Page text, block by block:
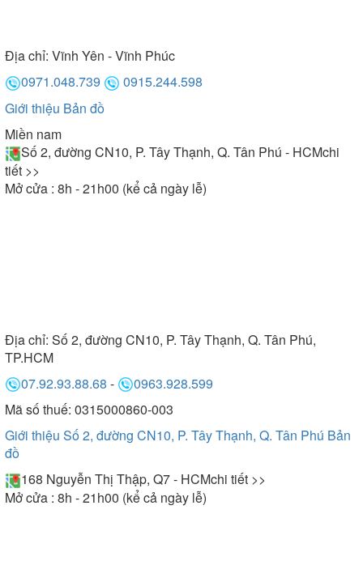
Địa chỉ: Vĩnh Yên - Vĩnh Phúc
0971.048.739
0915.244.598
Giới thiệu Bản đồ
Miền nam
Số 2, đường CN10, P. Tây Thạnh, Q. Tân Phú - HCMchi
tiết >>
Mở cửa : 8h - 21h00 (kể cả ngày lễ)
Địa chỉ: Số 2, đường CN10, P. Tây Thạnh, Q. Tân Phú,
TP.HCM
07.92.93.88.68 -
0963.928.599
Mã số thuế: 0315000860-003
Giới thiệu Số 2, đường CN10, P. Tây Thạnh, Q. Tân Phú Bản
đồ
168 Nguyễn Thị Thập, Q7 - HCMchi tiết >>
Mở cửa : 8h - 21h00 (kể cả ngày lễ)